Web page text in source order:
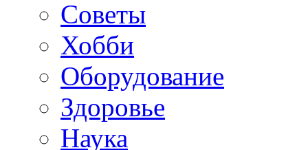
Советы
Хобби
Oборудование
Здоровье
Наука